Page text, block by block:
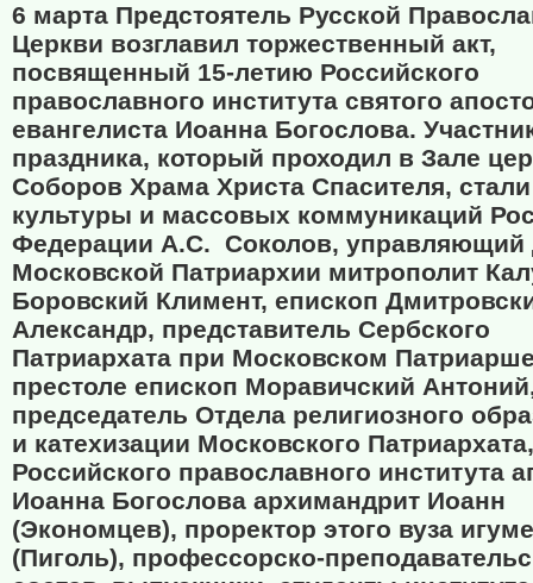
6 марта Предстоятель Русской
Церкви возглавил торжественный акт,
посвященный 15-летию Российского
православного института святого
евангелиста Иоанна Богослова.
праздника, который проходил в Зале
Соборов Храма Христа Спасителя,
культуры и массовых коммуникаций
Федерации А.С.
Соколов, управляющий
Московской Патриархии митрополит
Боровский Климент, епископ
Александр, представитель Сербского
Патриархата при Московском
престоле епископ Моравичский
председатель Отдела религиозного
и катехизации Московского
Российского православного института
Иоанна Богослова архимандрит Иоанн
(Экономцев), проректор этого вуза
(Пиголь), профессорско-